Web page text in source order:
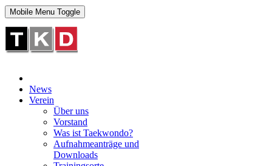
Mobile Menu Toggle
News
Verein
Über uns
Vorstand
Was ist Taekwondo?
Aufnahmeanträge und
Downloads